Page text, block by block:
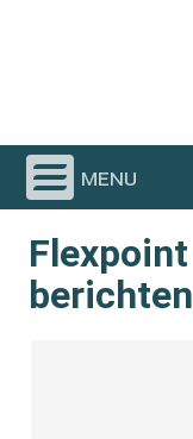
menu
Flexpoint
berichten